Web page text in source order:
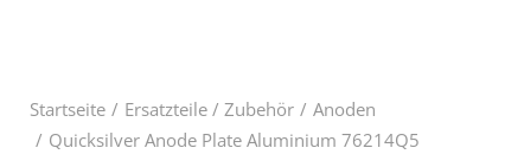
Startseite Ersatzteile / Zubehör
Anoden
Quicksilver Anode Plate Aluminium 76214Q5